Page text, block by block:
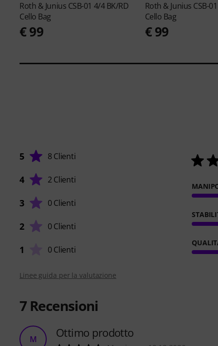
Roth & Junius CSB-01 4/4 BK/RD
Cello Bag
€ 99
Roth & Junius CSB-
Cello Bag
€ 99
5 8 Clienti
4 2 Clienti
3 0 Clienti
2 0 Clienti
1 0 Clienti
Linee guida per la valutazione
7 Recensioni
M Ottimo prodotto